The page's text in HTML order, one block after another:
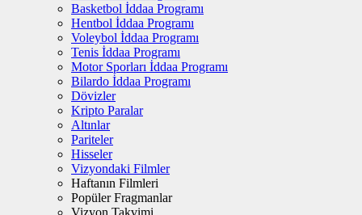
Basketbol İddaa Programı
Hentbol İddaa Programı
Voleybol İddaa Programı
Tenis İddaa Programı
Motor Sporları İddaa Programı
Bilardo İddaa Programı
Dövizler
Kripto Paralar
Altınlar
Pariteler
Hisseler
Vizyondaki Filmler
Haftanın Filmleri
Popüler Fragmanlar
Vizyon Takvimi